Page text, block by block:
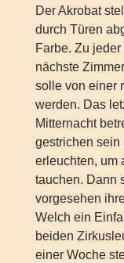
Der Akrobat
durch Türen
Farbe. Zu
nächste
solle von einer
werden. Das
Mitternacht
gestrichen sein
erleuchten, um
tauchen. Dann
vorgesehen
Welch ein
beiden
einer Woche